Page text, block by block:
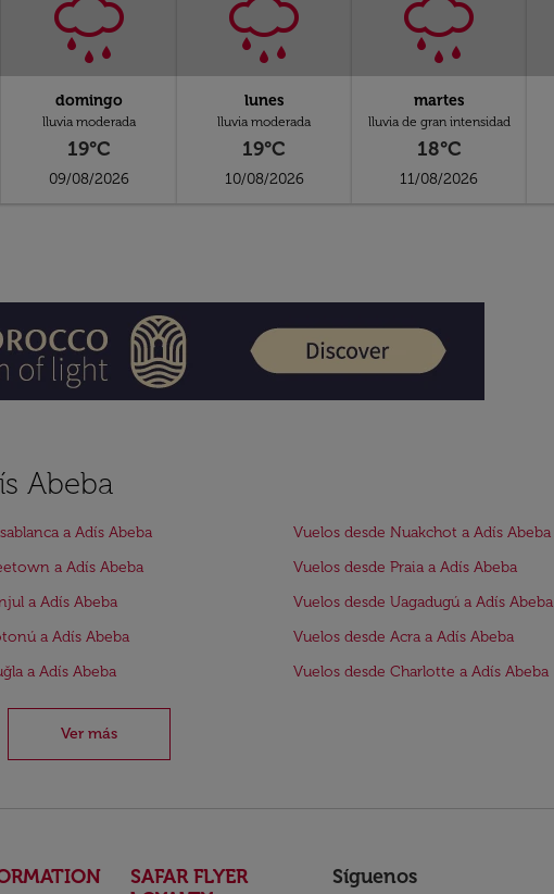
domingo
lluvia moderada
19°C
09/08/2026
lunes
lluvia moderada
19°C
10/08/2026
martes
lluvia de gran intensidad
18°C
11/08/2026
Abeba
a Adís Abeba
Vuelos desde Nuakchot a Adís Abeba
a Adís Abeba
Vuelos desde Praia a Adís Abeba
a Adís Abeba
Vuelos desde Uagadugú a Adís Abeba
a Adís Abeba
Vuelos desde Acra a Adís Abeba
a Adís Abeba Vuelos desde Charlotte a Adís Abeba
Ver más
SAFAR FLYER
Síguenos